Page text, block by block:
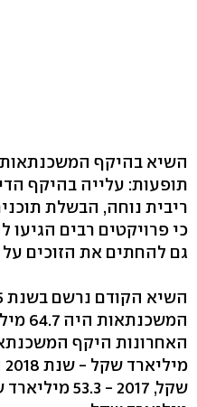
השיא בהיקף
תופעות: עלייה בהיקף
ריבית נוחה, הבשלת
כי פרויקטים רבים הגיעו
גם להחתים את הזוכים